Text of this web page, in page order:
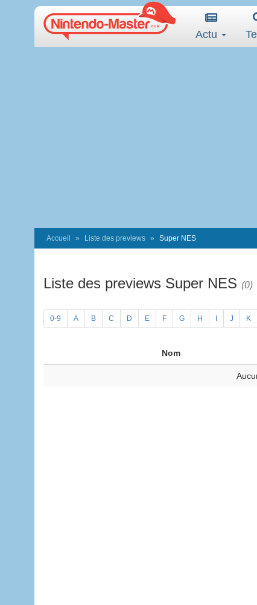
Actu
Accueil Liste des previews Super NES
Liste des previews Super NES (0)
0-9 A B C D E F G H J K
Nom